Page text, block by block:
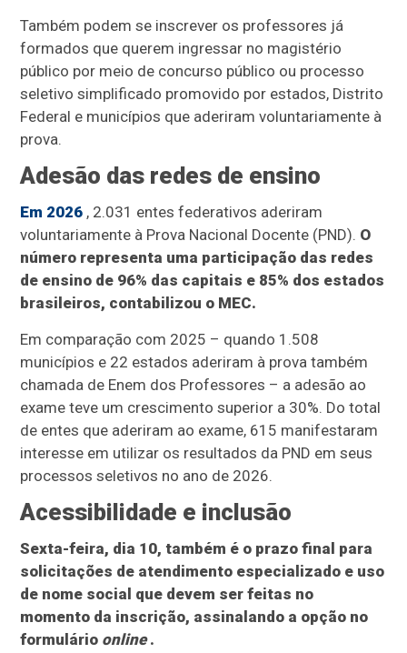
Também podem se inscrever os professores já
formados que querem ingressar no magistério
público por meio de concurso público ou processo
seletivo simplificado promovido por estados, Distrito
Federal e municípios que aderiram voluntariamente à
prova.
Adesão das redes de ensino
Em 2026 , 2.031 entes federativos aderiram
voluntariamente à Prova Nacional Docente (PND). O
número representa uma participação das redes
de ensino de 96% das capitais e 85% dos estados
brasileiros, contabilizou o MEC.
Em comparação com 2025 – quando 1.508
municípios e 22 estados aderiram à prova também
chamada de Enem dos Professores – a adesão ao
exame teve um crescimento superior a 30%. Do total
de entes que aderiram ao exame, 615 manifestaram
interesse em utilizar os resultados da PND em seus
processos seletivos no ano de 2026.
Acessibilidade e inclusão
Sexta-feira, dia 10, também é o prazo final para
solicitações de atendimento especializado e uso
de nome social que devem ser feitas no
momento da inscrição, assinalando a opção no
formulário online.